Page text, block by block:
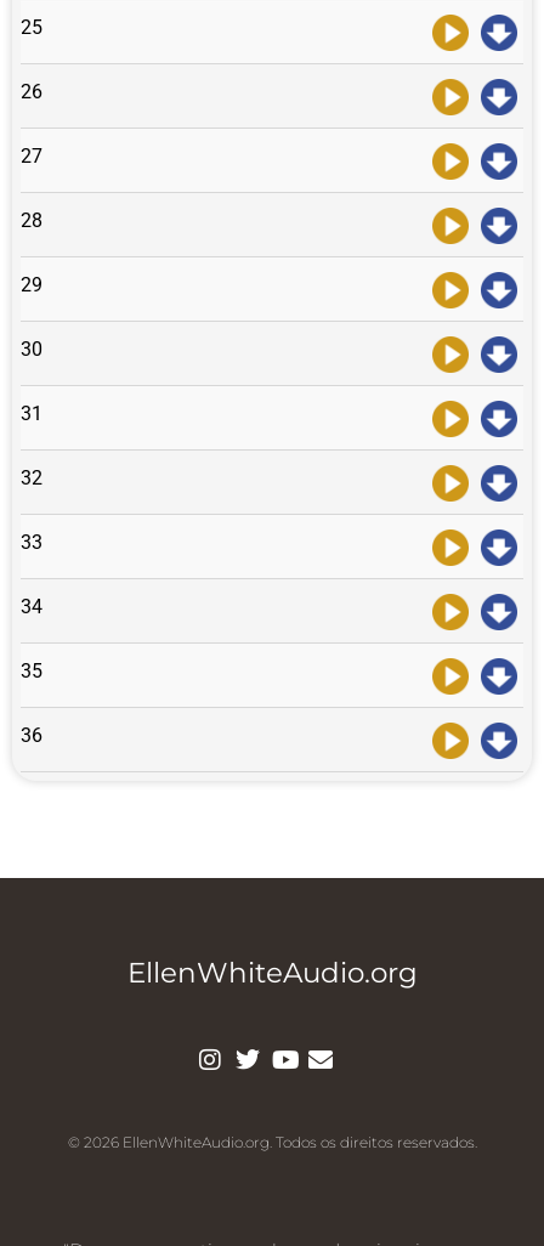
25
26
27
28
29
30
31
32
33
34
35
36
EllenWhiteAudio.org
© 2026 EllenWhiteAudio.org. Todos os direitos reservados.